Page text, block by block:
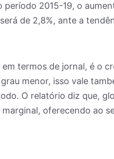
período 2015-19, o
de 2,8%, ante a
em termos de jornal, é o
menor, isso vale
O relatório diz que,
oferecendo ao